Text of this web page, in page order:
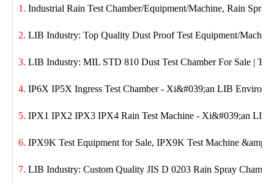
Industrial Rain Test Chamber/Equipment/Machine, Rain
LIB Industry: Top Quality Dust Proof Test Equipment/
LIB Industry: MIL STD 810 Dust Test Chamber For Sale |
IP6X IP5X Ingress Test Chamber - Xi&#039;an LIB
IPX1 IPX2 IPX3 IPX4 Rain Test Machine - Xi&#039;an LIB
IPX9K Test Equipment for Sale, IPX9K Test Machine &amp;
LIB Industry: Custom Quality JIS D 0203 Rain Spray